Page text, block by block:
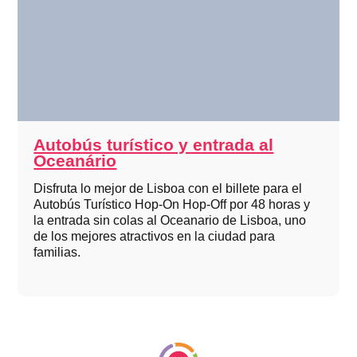
Autobús turístico y entrada al
Oceanário
Disfruta lo mejor de Lisboa con el billete para el
Autobús Turístico Hop-On Hop-Off por 48 horas y
la entrada sin colas al Oceanario de Lisboa, uno
de los mejores atractivos en la ciudad para
familias.